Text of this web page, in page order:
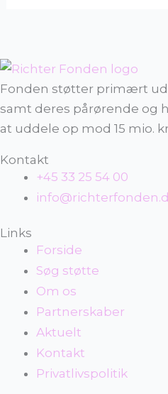
Fonden støtter primært
samt deres pårørende og
at uddele op mod 15 mio.
Kontakt
+45 33 25 54 00
Links
Forside
Søg støtte
Om os
Partnerskaber
Aktuelt
Kontakt
Privatlivspolitik